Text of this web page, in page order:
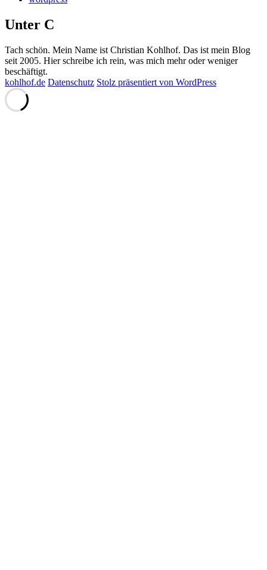
Unter C
Tach schön. Mein Name ist Christian Kohlhof. Das ist mein Blog
seit 2005. Hier schreibe ich rein, was mich mehr oder weniger
beschäftigt.
kohlhof.de Datenschutz Stolz präsentiert von WordPress